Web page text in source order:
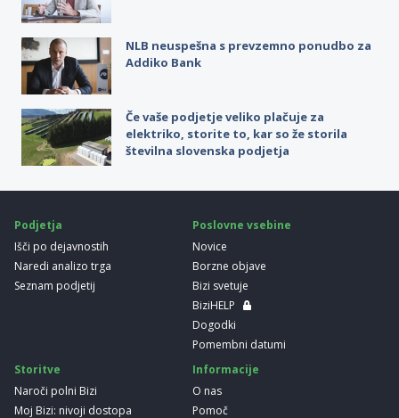
NLB neuspešna s prevzemno ponudbo za
Addiko Bank
Če vaše podjetje veliko plačuje za
elektriko, storite to, kar so že storila
številna slovenska podjetja
Podjetja
Išči po dejavnostih
Naredi analizo trga
Seznam podjetij
Poslovne vsebine
Novice
Borzne objave
Bizi svetuje
BiziHELP
Dogodki
Pomembni datumi
Storitve
Naroči polni Bizi
Moj Bizi: nivoji dostopa
Informacije
O nas
Pomoč